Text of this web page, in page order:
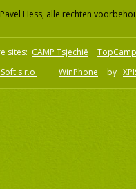
Hess, alle rechten
sites: CAMP Tsjechië
s.r.o WinPhone by